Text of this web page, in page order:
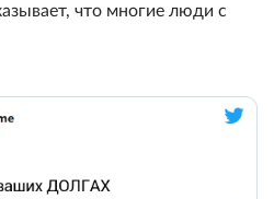
что многие люди с